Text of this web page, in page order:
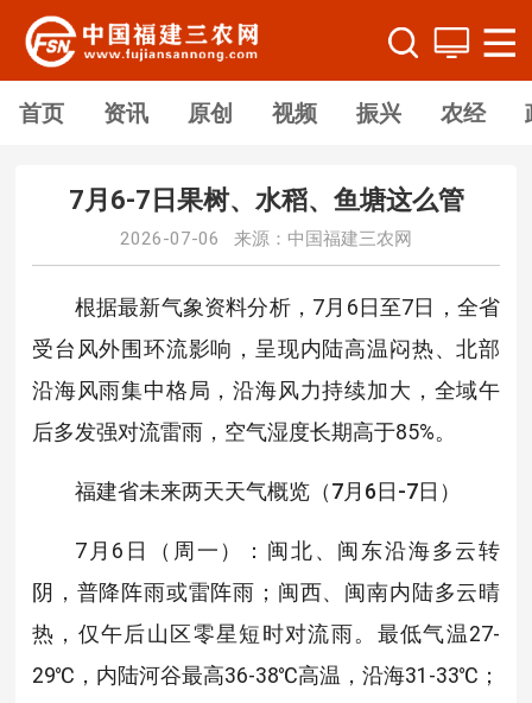
首页 资讯 原创 视频 振兴 农经
7月6-7日果树、水稻、鱼塘这么管
2026-07-06 来源：中国福建三农网
根据最新气象资料分析，7月6日至7日，全省
受台风外围环流影响，呈现内陆高温闷热、北部
沿海风雨集中格局，沿海风力持续加大，全域午
后多发强对流雷雨，空气湿度长期高于85%。
福建省未来两天天气概览（7月6日-7日）
7月6日（周一）：闽北、闽东沿海多云转
阴，普降阵雨或雷阵雨；闽西、闽南内陆多云晴
热，仅午后山区零星短时对流雨。最低气温27-
29℃，内陆河谷最高36-38℃高温，沿海31-33℃；